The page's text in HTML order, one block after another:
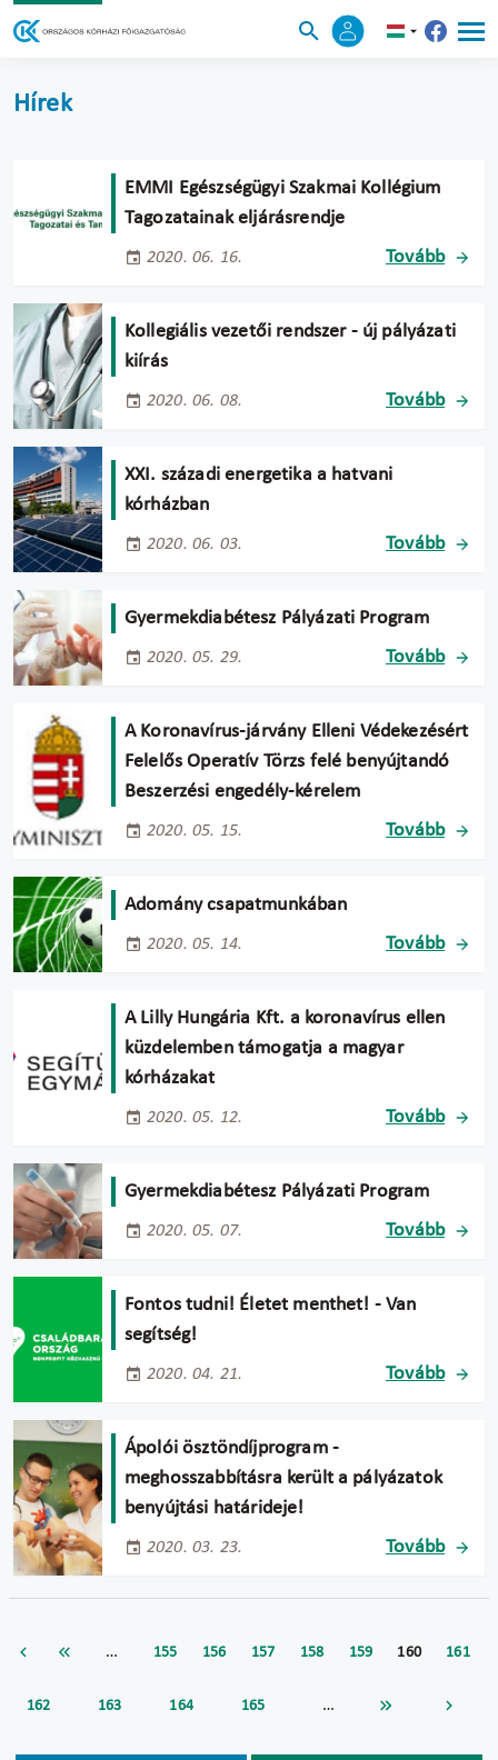
Hírek
EMMI Egészségügyi Szakmai Kollégium
Tagozatainak eljárásrendje
2020. 06. 16. Tovább
Kollegiális vezetői rendszer - új pályázati
kiírás
2020. 06. 08. Tovább
XXI. századi energetika a hatvani
kórházban
2020. 06. 03. Tovább
Gyermekdiabétesz Pályázati Program
2020. 05. 29. Tovább
A Koronavírus-járvány Elleni Védekezésért
Felelős Operatív Törzs felé benyújtandó
Beszerzési engedély-kérelem
2020. 05. 15. Tovább
Adomány csapatmunkában
2020. 05. 14. Tovább
A Lilly Hungária Kft. a koronavírus ellen
küzdelemben támogatja a magyar
kórházakat
2020. 05. 12. Tovább
Gyermekdiabétesz Pályázati Program
2020. 05. 07. Tovább
Fontos tudni! Életet menthet! - Van
segítség!
2020. 04. 21. Tovább
Ápolói ösztöndíjprogram -
meghosszabbításra került a pályázatok
benyújtási határideje!
2020. 03. 23. Tovább
… 155 156 157 158 159 160 161
162 163 164 165 …